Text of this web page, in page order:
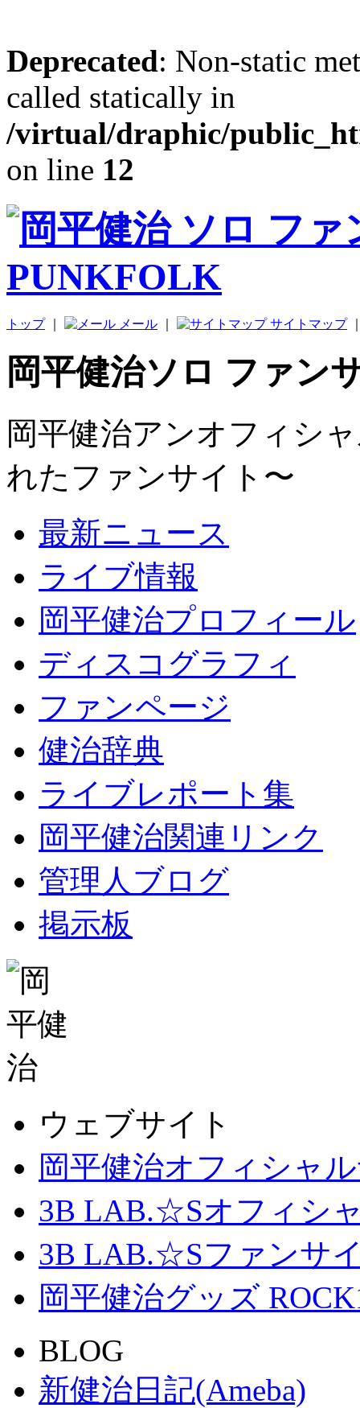
Deprecated: Non-static
called statically in
/virtual/draphic/
on line 12
トップ｜ メール サイトマップ
岡平健治ソロ ファン
岡平健治アンオフィシ
れたファンサイト〜
最新ニュース
ライブ情報
岡平健治プロフィール
ディスコグラフィ
ファンページ
健治辞典
ライブレポート集
岡平健治関連リンク
管理人ブログ
掲示板
ウェブサイト
岡平健治オフィシャ
3B LAB.☆Sオフィシ
3B LAB.☆Sファンサイ
岡平健治グッズ
BLOG
新健治日記(Ameba)